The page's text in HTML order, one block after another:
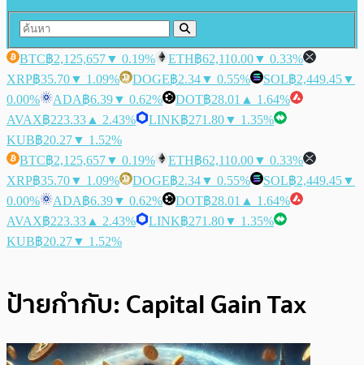
BTC฿2,125,657▼ 0.19% ETH฿62,110.00▼ 0.33%
XRP฿35.70▼ 1.09% DOGE฿2.34▼ 0.55% SOL฿2,449.45▼
0.00%
ADA฿6.39▼ 0.62% DOT฿28.01 ▲ 1.64%
AVAX฿223.33 ▲ 2.43% LINK฿271.80▼ 1.35%
KUB฿20.27▼ 1.52%
BTC฿2,125,657▼ 0.19% ETH฿62,110.00▼ 0.33%
XRP฿35.70▼ 1.09% DOGE฿2.34▼ 0.55% SOL฿2,449.45▼
0.00%
ADA฿6.39▼ 0.62% DOT฿28.01 ▲ 1.64%
AVAX฿223.33 ▲ 2.43% LINK฿271.80▼ 1.35%
KUB฿20.27▼ 1.52%
ป้ายกำกับ: Capital Gain Tax